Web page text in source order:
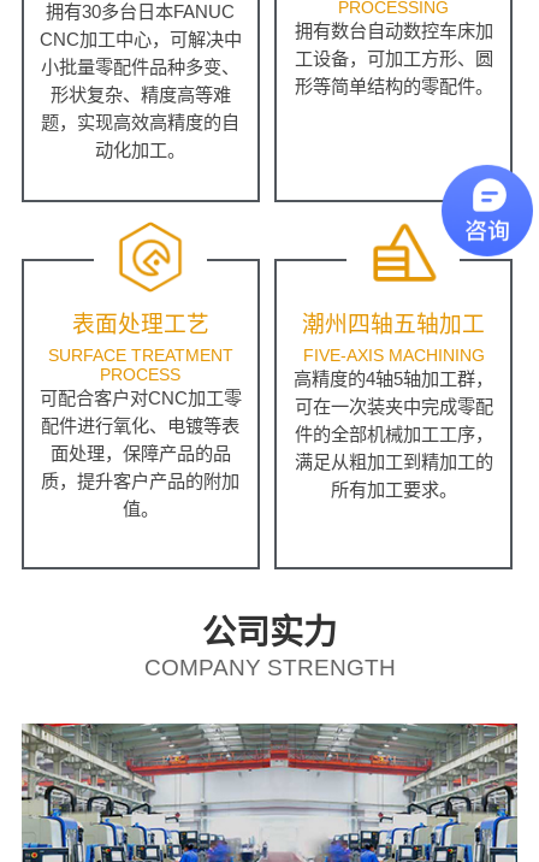
拥有30多台日本FANUC
CNC加工中心，可解决中
小批量零配件品种多变、
形状复杂、精度高等难
题，实现高效高精度的自
动化加工。
PROCESSING
拥有数台自动数控车床加
工设备，可加工方形、圆
形等简单结构的零配件。
表面处理工艺
SURFACE TREATMENT
PROCESS
可配合客户对CNC加工零
配件进行氧化、电镀等表
面处理，保障产品的品
质，提升客户产品的附加
值。
潮州四轴五轴加工
FIVE-AXIS MACHINING
高精度的4轴5轴加工群，
可在一次装夹中完成零配
件的全部机械加工工序，
满足从粗加工到精加工的
所有加工要求。
公司实力
COMPANY STRENGTH